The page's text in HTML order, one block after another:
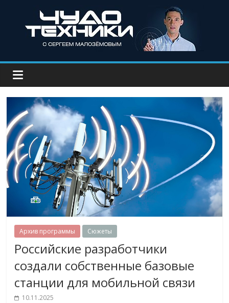
Архив программы Сюжеты
Российские разработчики
создали собственные базовые
станции для мобильной связи
10.11.2025